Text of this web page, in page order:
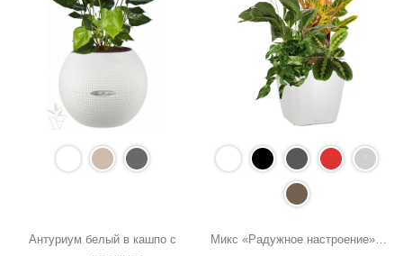
Антуриум белый в кашпо с
Микс «Радужное настроение» в